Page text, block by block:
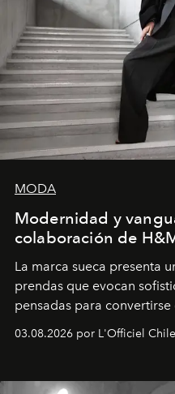
MODA
Modernidad y
colaboración de
La marca sueca presenta
prendas que evocan
pensadas para
03.08.2026 por L'Officiel Chile